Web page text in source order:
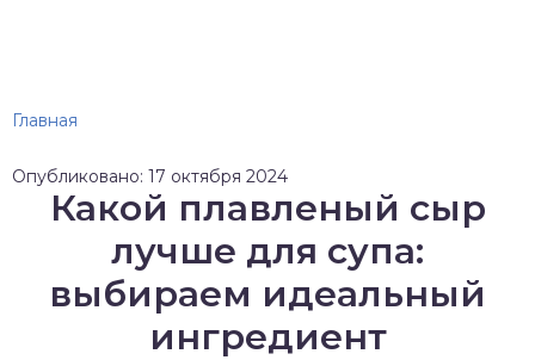
Главная
Опубликовано: 17 октября 2024
Какой плавленый сыр
лучше для супа:
выбираем идеальный
ингредиент